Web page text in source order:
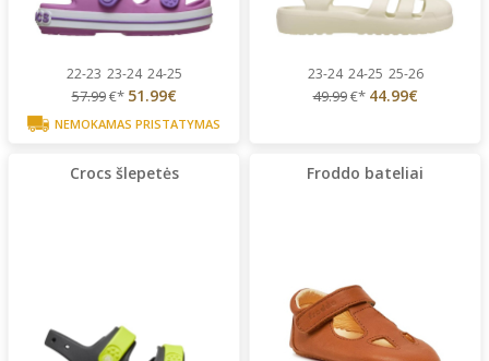
22-23 23-24 24-25
57.99€* 51.99€
NEMOKAMAS PRISTATYMAS
23-24 24-25 25-26
49.99€* 44.99€
Crocs šlepetės Froddo bateliai